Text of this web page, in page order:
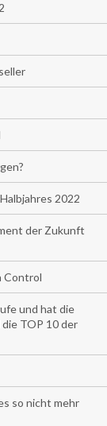
2022
der Zukunft
Control
und hat die
TOP 10 der
so nicht mehr